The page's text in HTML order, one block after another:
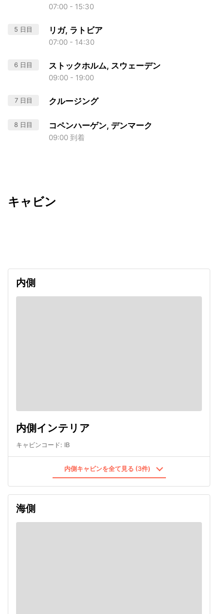
07:00 - 15:30
5 日目 リガ, ラトビア
07:00 - 14:30
6 日目 ストックホルム, スウェーデン
09:00 - 19:00
7 日目 クルージング
8 日目 コペンハーゲン, デンマーク
09:00 到着
キャビン
内側
内側インテリア
キャビンコード: IB
内側キャビンを全て見る (3件)
海側